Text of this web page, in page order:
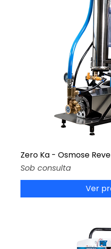
Zero Ka - Osmose
Preço
Sob consulta
Ver